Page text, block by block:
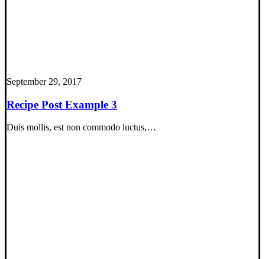
September 29, 2017
Recipe Post Example 3
Duis mollis, est non commodo luctus,…